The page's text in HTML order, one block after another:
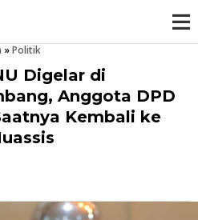
e
»Politik
Digelar di
Anggota DPD
Kembali ke